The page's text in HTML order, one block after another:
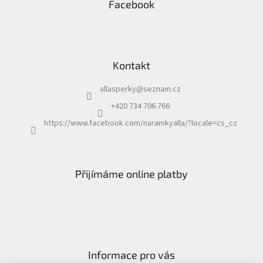
Facebook
Kontakt
allasperky@seznam.cz
+420 734 706 766
https://www.facebook.com/naramkyalla/?locale=cs_cz
Přijímáme online platby
Informace pro vás